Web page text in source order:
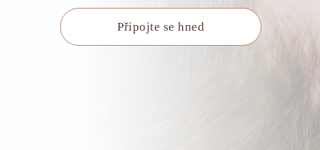
Připojte se hned